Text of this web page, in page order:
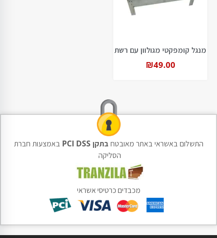
מנגל קומפקטי מגולוון עם רשת
₪49.00
התשלום באשראי באתר מאובטחבתקן PCI DSS
באמצעות חברת
הסליקה
מכבדים כרטיסי אשראי